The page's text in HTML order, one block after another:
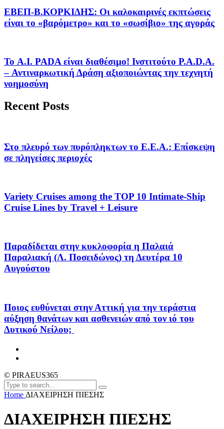
EΒΕΠ-Β.ΚΟΡΚΙΔΗΣ: Οι καλοκαιρινές εκπτώσεις
είναι το «βαρόμετρο» και το «σωσίβιο» της αγοράς
Το A.I. PADA είναι διαθέσιμο! Ινστιτούτο P.A.D.A.
– Αντιναρκωτική Δράση αξιοποιώντας την τεχνητή
νοημοσύνη
Recent Posts
Στο πλευρό των πυρόπληκτων το Ε.Ε.Α.: Επίσκεψη
σε πληγείσες περιοχές
Variety Cruises among the TOP 10 Intimate-Ship
Cruise Lines by Travel + Leisure
Παραδίδεται στην κυκλοφορία η Παλαιά
Παραλιακή (Λ. Ποσειδώνος) τη Δευτέρα 10
Αυγούστου
Ποιος ευθύνεται στην Αττική για την τεράστια
αύξηση θανάτων και ασθενειών από τον ιό του
Δυτικού Νείλου;
© PIRAEUS365
Home ΔΙΑΧΕΙΡΗΣΗ ΠΙΕΣΗΣ
ΔΙΑΧΕΙΡΗΣΗ ΠΙΕΣΗΣ